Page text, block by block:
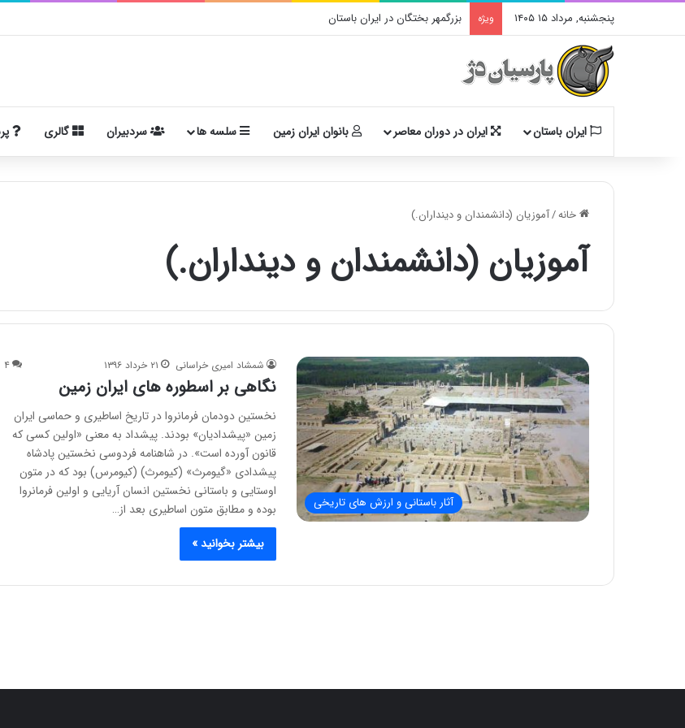
پنجشنبه, مرداد ۱۵ ۱۴۰۵ ویژه بزرگمهر بختگان در ایران باستان
ایران باستان ایران در دوران معاصر بانوان ایران زمین سلسه ها سردبیران گالری
خانه/آموزیان (دانشمندان و دینداران.)
آموزیان (دانشمندان و دینداران.)
آثار باستانی و ارزش های تاریخی
شمشاد امیری خراسانی ۲۱ خرداد ۱۳۹۶ ۴
نگاهی بر اسطوره های ایران زمین
نخستين دودمان فرمانروا در تاريخ اساطيرى و حماسى ايران
زمين «پيشداديان» بودند. پيشداد به معنى «اولين کسى که
قانون آورده است». در شاهنامه فردوسى نخستين پادشاه
پيشدادى «گيومرث» (کيومرث) (کيومرس) بود که در متون
اوستايى و باستانى نخستين انسان آريايى و اولين فرمانروا
بوده و مطابق متون اساطيرى بعد از…
بیشتر بخوانید »